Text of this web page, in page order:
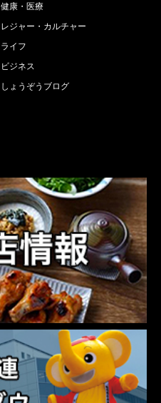
健康・医療
レジャー・カルチャー
ライフ
ビジネス
しょうぞうブログ